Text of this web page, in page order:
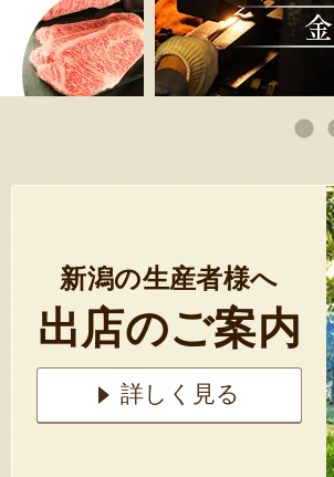
新潟の生産者様へ
出店のご案内
詳しく見る